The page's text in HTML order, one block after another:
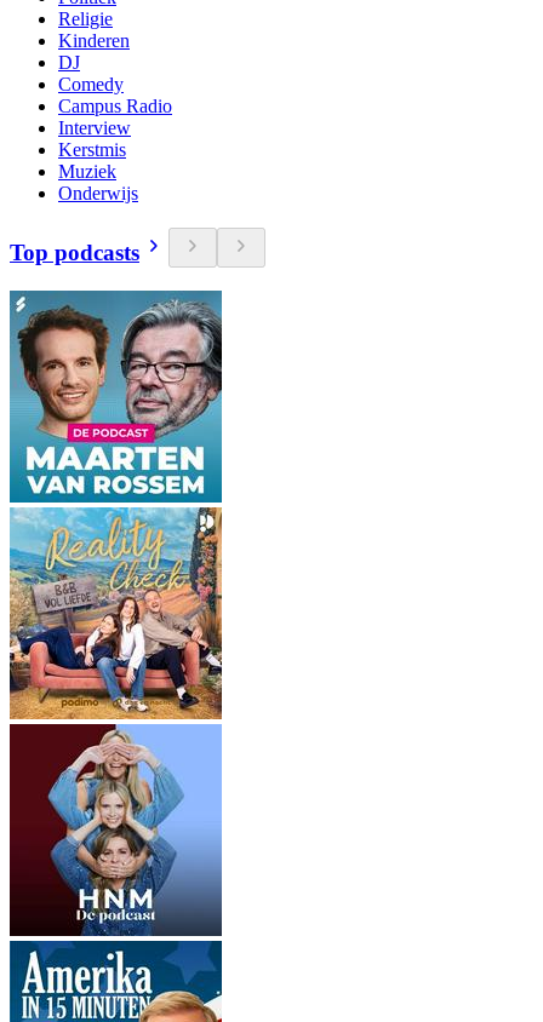
Religie
Kinderen
DJ
Comedy
Campus Radio
Interview
Kerstmis
Muziek
Onderwijs
Top podcasts